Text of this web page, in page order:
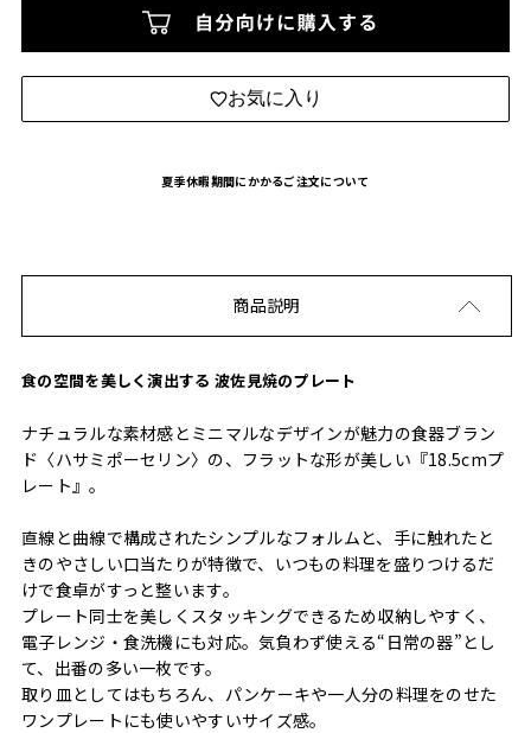
お気に入り
夏季休暇期間にかかるご注文について
商品説明
食の空間を美しく演出する 波佐見焼のプレート
ナチュラルな素材感とミニマルなデザインが魅力の食器ブラン
ド〈ハサミポーセリン〉の、フラットな形が美しい『18.5cmプ
レート』。
直線と曲線で構成されたシンプルなフォルムと、手に触れたと
きのやさしい口当たりが特徴で、いつもの料理を盛りつけるだ
けで食卓がすっと整います。
プレート同士を美しくスタッキングできるため収納しやすく、
電子レンジ・食洗機にも対応。気負わず使える“日常の器”とし
て、出番の多い一枚です。
取り皿としてはもちろん、パンケーキや一人分の料理をのせた
ワンプレートにも使いやすいサイズ感。